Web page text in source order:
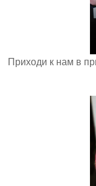
Приходи к нам в